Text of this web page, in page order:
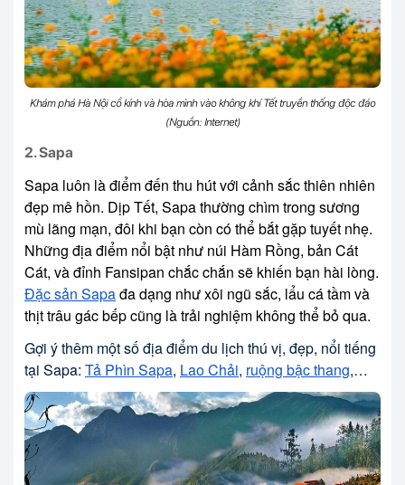
Khám phá Hà Nội cổ kính và hòa mình vào không khí Tết truyền thống độc đáo
(Nguồn: Internet)
2. Sapa
Sapa luôn là điểm đến thu hút với cảnh sắc thiên nhiên
đẹp mê hồn. Dịp Tết, Sapa thường chìm trong sương
mù lãng mạn, đôi khi bạn còn có thể bắt gặp tuyết nhẹ.
Những địa điểm nổi bật như núi Hàm Rồng, bản Cát
Cát, và đỉnh Fansipan chắc chắn sẽ khiến bạn hài lòng.
Đặc sản Sapađa dạng như xôi ngũ sắc, lẩu cá tầm và
thịt trâu gác bếp cũng là trải nghiệm không thể bỏ qua.
Gợi ý thêm một số địa điểm du lịch thú vị, đẹp, nổi tiếng
tại Sapa: Tả Phìn Sapa, Lao Chải, ruộng bậc thang,…